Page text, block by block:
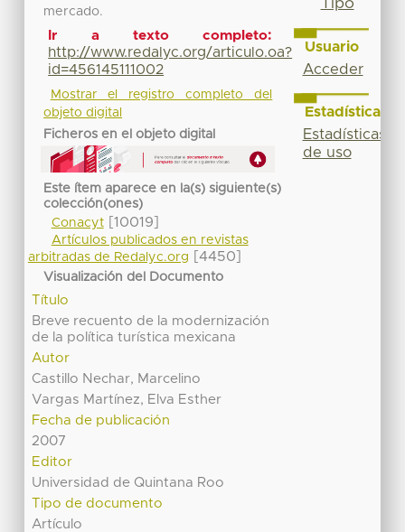
mercado.
Ir a texto completo:
http://www.redalyc.org/articulo.oa?
id=456145111002
Mostrar el registro completo del
objeto digital
Ficheros en el objeto digital
Este ítem aparece en la(s) siguiente(s)
colección(ones)
Conacyt[10019]
Artículos publicados en revistas
arbitradas de Redalyc.org
[4450]
Visualización del Documento
Título
Breve recuento de la modernización
de la política turística mexicana
Autor
Castillo Nechar, Marcelino
Vargas Martínez, Elva Esther
Fecha de publicación
2007
Editor
Universidad de Quintana Roo
Tipo de documento
Artículo
Tipo
Usuario
Acceder
Estadísticas
Estadísticas
de uso